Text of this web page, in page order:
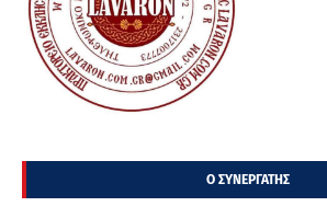
Ο ΣΥΝΕΡΓΑΤΗΣ